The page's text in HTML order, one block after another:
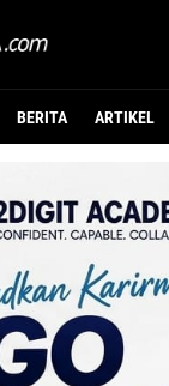
BERITA ARTIKEL